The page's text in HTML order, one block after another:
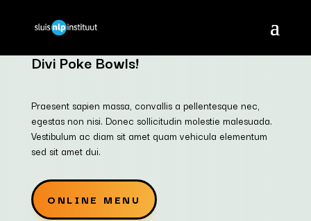
Divi Poke Bowls!
Praesent sapien massa, convallis a pellentesque nec,
egestas non nisi. Donec sollicitudin molestie malesuada.
Vestibulum ac diam sit amet quam vehicula elementum
sed sit amet dui.
ONLINE MENU